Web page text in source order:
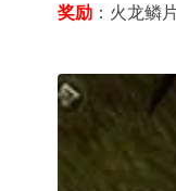
奖励：火龙鳞